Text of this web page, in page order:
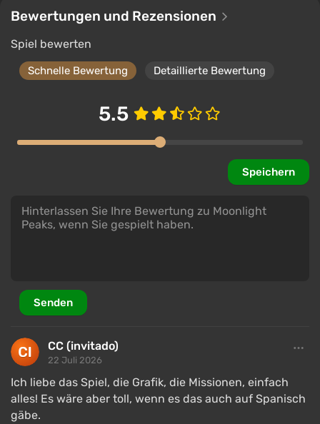
Bewertungen und Rezensionen
Spiel bewerten
Schnelle Bewertung Detaillierte Bewertung
5.5
Speichern
Senden
CC (invitado)
22 Juli 2026
Ich liebe das Spiel, die Grafik, die Missionen, einfach
alles! Es wäre aber toll, wenn es das auch auf Spanisch
gäbe.